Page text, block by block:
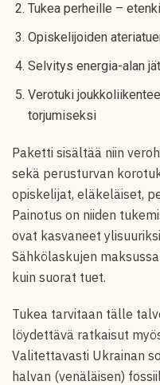
Tukea perheille –
Opiskelijoiden
Selvitys energia-alan
Verotuki
torjumiseksi
Paketti sisältää niin
sekä perusturvan
opiskelijat, eläkeläiset,
Painotus on niiden
ovat kasvaneet
Sähkölaskujen
kuin suorat tuet.
Tukea tarvitaan tälle
löydettävä ratkaisut
Valitettavasti Ukrainan
halvan (venäläisen)